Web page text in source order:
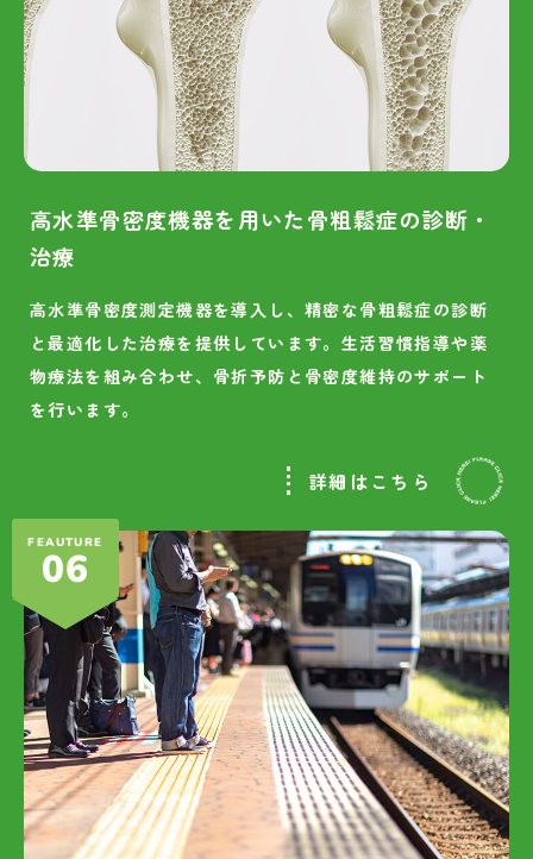
高水準骨密度機器を用いた骨粗鬆症の診断・
治療
高水準骨密度測定機器を導入し、精密な骨粗鬆症の診断
と最適化した治療を提供しています。生活習慣指導や薬
物療法を組み合わせ、骨折予防と骨密度維持のサポート
を行います。
詳細はこちら
FEAUTURE
06